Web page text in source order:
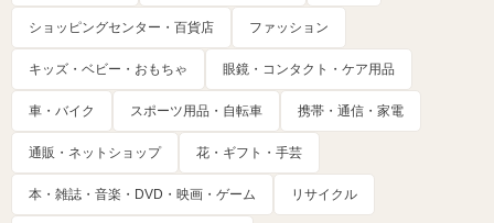
ショッピングセンター・百貨店 ファッション
キッズ・ベビー・おもちゃ 眼鏡・コンタクト・ケア用品
車・バイク スポーツ用品・自転車 携帯・通信・家電
通販・ネットショップ 花・ギフト・手芸
本・雑誌・音楽・DVD・映画・ゲーム リサイクル